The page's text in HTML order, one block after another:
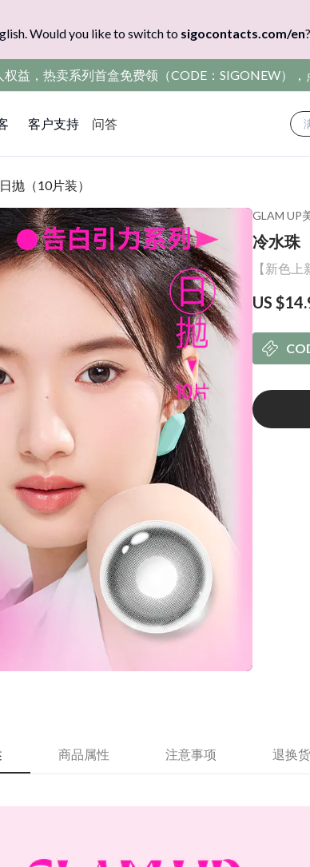
Would you like to switch to sigocontacts.com/en?
益，热卖系列首盒免费领（CODE：SIGONEW）
客户支持 问答
抛（10片装）
GLAM UP
冷水珠
【新色
US
商品属性 注意事项 退换货